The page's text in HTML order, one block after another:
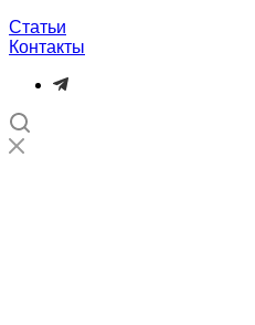
Статьи
Контакты